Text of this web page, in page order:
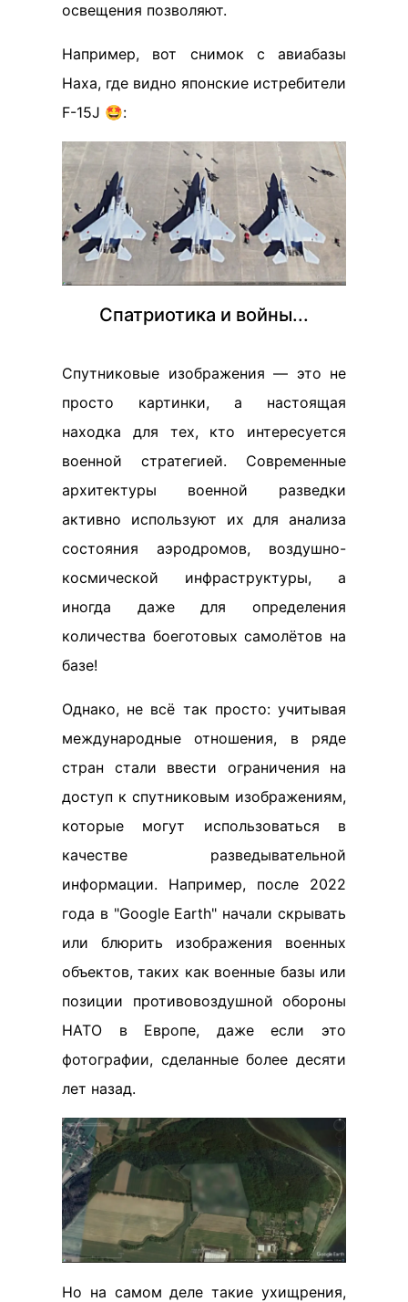
освещения позволяют.
Например, вот снимок с авиабазы
Наха, где видно японские истребители
F-15J 🤩:
Спатриотика и войны...
Спутниковые изображения — это не
просто картинки, а настоящая
находка для тех, кто интересуется
военной стратегией. Современные
архитектуры военной разведки
активно используют их для анализа
состояния аэродромов, воздушно-
космической инфраструктуры, а
иногда даже для определения
количества боеготовых самолётов на
базе!
Однако, не всё так просто: учитывая
международные отношения, в ряде
стран стали ввести ограничения на
доступ к спутниковым изображениям,
которые могут использоваться в
качестве разведывательной
информации. Например, после 2022
года в "Google Earth" начали скрывать
или блюрить изображения военных
объектов, таких как военные базы или
позиции противовоздушной обороны
НАТО в Европе, даже если это
фотографии, сделанные более десяти
лет назад.
Но на самом деле такие ухищрения,